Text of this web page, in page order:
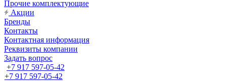
Прочие комплектующие
Акции
Бренды
Контакты
Контактная информация
Реквизиты компании
Задать вопрос
+7 917 597-05-42
+7 917 597-05-42